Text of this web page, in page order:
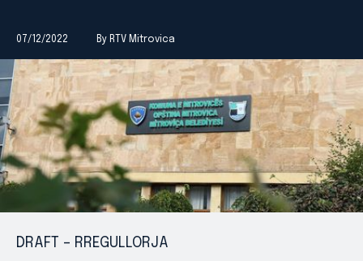
07/12/2022 By RTV Mitrovica
DRAFT – RREGULLORJA